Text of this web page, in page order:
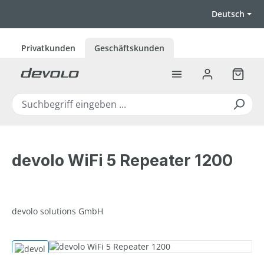
Deutsch
Privatkunden Geschäftskunden
devolo WiFi 5 Repeater 1200
devolo solutions GmbH
Bildergalerie überspringen